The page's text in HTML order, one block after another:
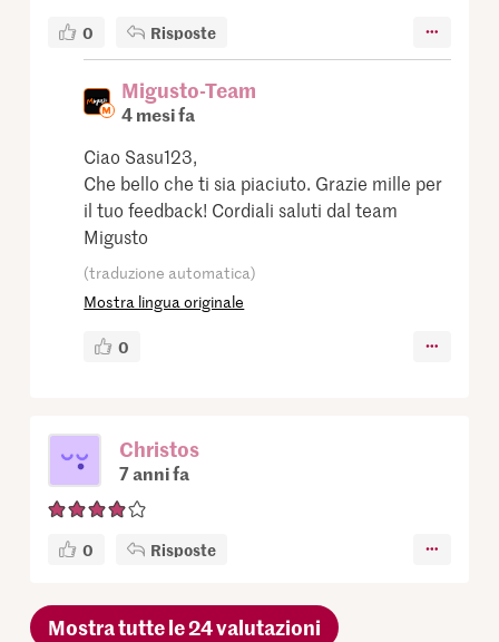
0 Risposte
Migusto-Team
4 mesi fa
Ciao Sasu123,
Che bello che ti sia piaciuto. Grazie mille per
il tuo feedback! Cordiali saluti dal team
Migusto
(traduzione automatica)
Mostra lingua originale
0
Christos
7 anni fa
0 Risposte
Mostra tutte le 24 valutazioni